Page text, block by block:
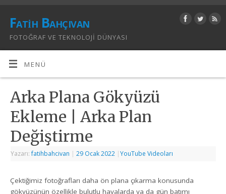
Fatih Bahçıvan
FOTOĞRAF VE TEKNOLOJI DÜNYASI
MENÜ
Arka Plana Gökyüzü
Ekleme | Arka Plan
Değiştirme
Yazarı:fatihbahcivan | 29 Ocak 2022 |YouTube Videoları
Çektiğimiz fotoğrafları daha ön plana çıkarma konusunda
gökyüzünün özellikle bulutlu havalarda ya da gün batımı